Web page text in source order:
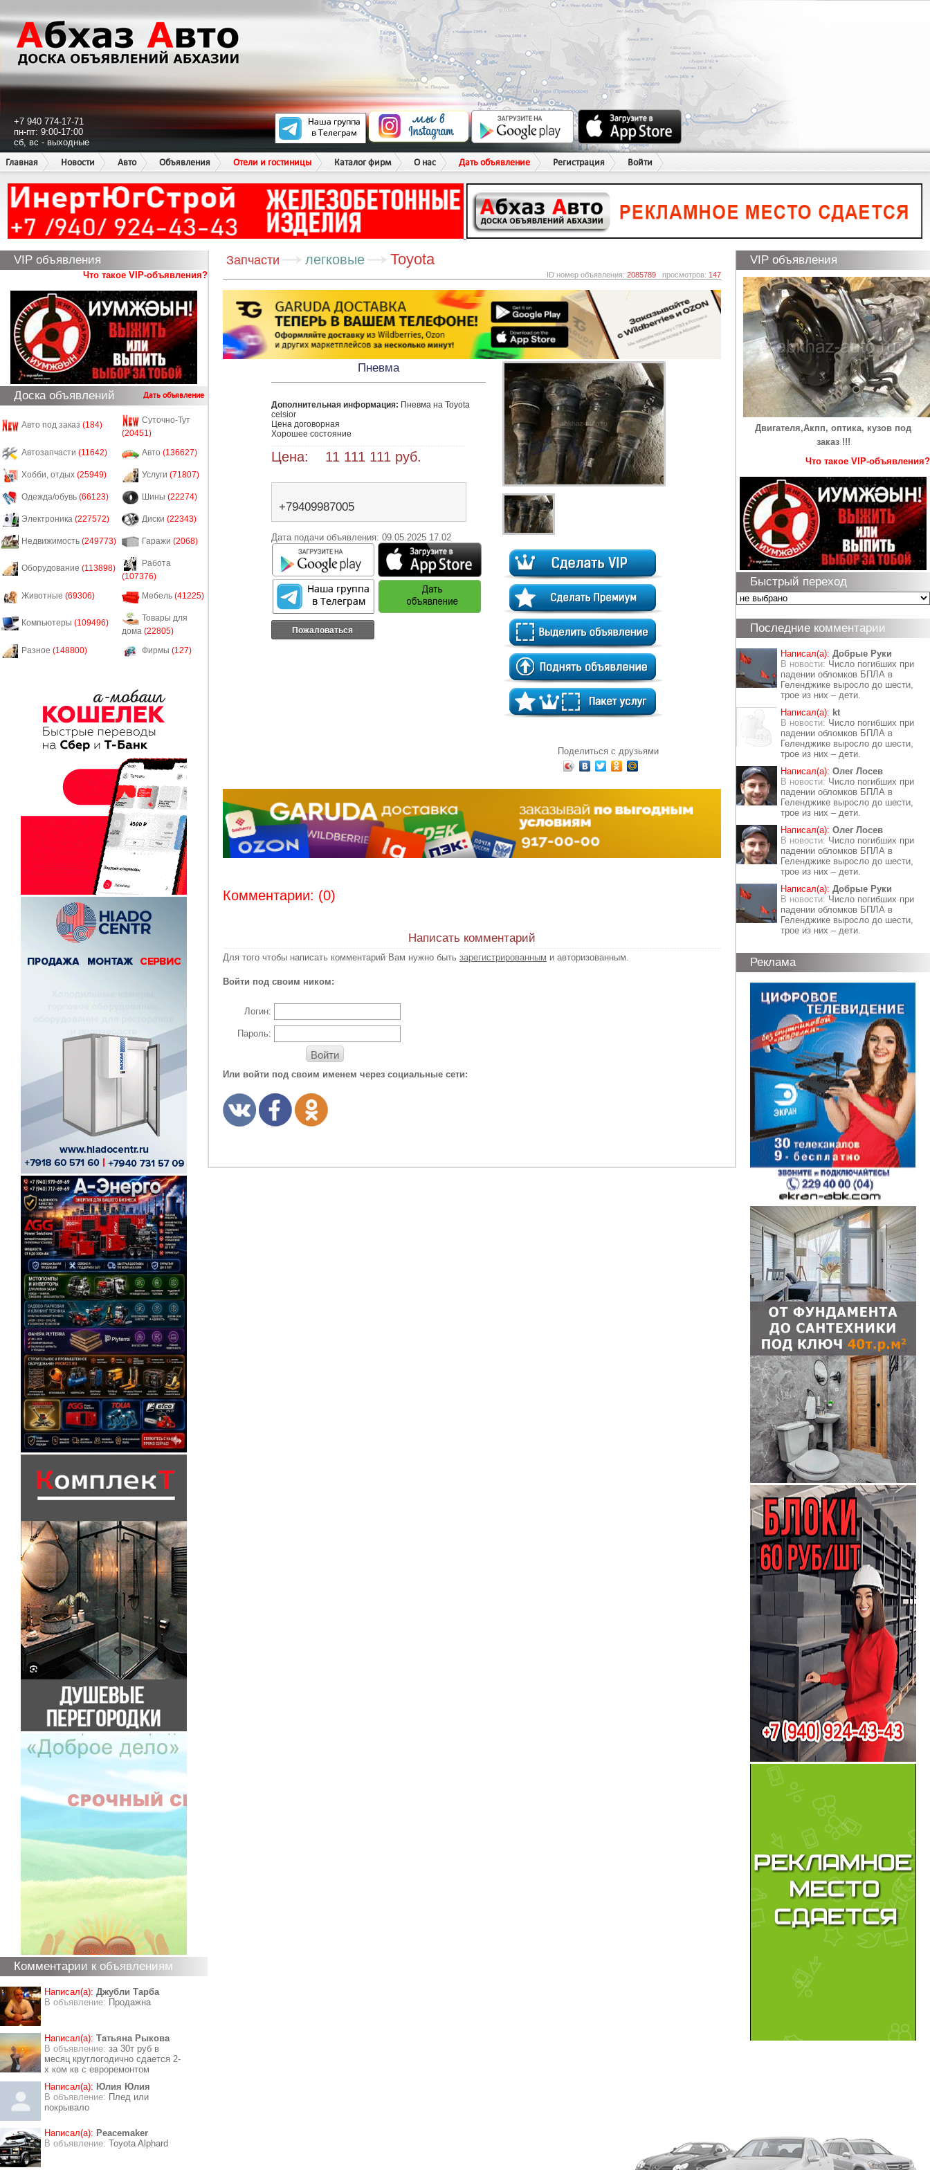
+7 940 774-17-71
пн-пт: 9:00-17:00
сб, вс - выходные
Главная
Новости Авто Объявления Отели и гостиницы Каталог фирм О нас Дать объявление Регистрация Войти
VIP объявления
Что такое VIP-объявления?
Доска объявлений Дать объявление
Авто под заказ (184)
Суточно-Тут
(20451)
Автозапчасти (11642) Авто (136627)
Хобби, отдых (25949) Услуги (71807)
Одежда/обувь (66123) Шины (22274)
Электроника (227572) Диски (22343)
Недвижимость (249773) Гаражи (2068)
Оборудование (113898)
Работа
(107376)
Животные (69306) Мебель (41225)
Компьютеры (109496)
Товары для
дома (22805)
Разное (148800) Фирмы (127)
Комментарии к объявлениям
Написал(а): Джубли Тарба
В объявление: Продажна
Написал(а): Татьяна Рыкова
В объявление: за 30т руб в
месяц круглогодично сдается 2-
х ком кв с евроремонтом
Написал(а): Юлия Юлия
В объявление: Плед или
покрывало
Написал(а): Peacemaker
В объявление: Toyota Alphard
Запчасти легковые Toyota
ID номер объявления: 2085789 просмотров: 147
Пневма
Дополнительная информация: Пневма на Toyota
celsior
Цена договорная
Хорошее состояние
Цена: 11 111 111 руб.
+79409987005
Дата подачи объявления: 09.05.2025 17.02
Пожаловаться
Поделиться с друзьями
Комментарии: (0)
Написать комментарий
Для того чтобы написать комментарий Вам нужно быть зарегистрированным и авторизованным.
Войти под своим ником:
Логин:
Пароль:
Войти
Или войти под своим именем через социальные сети:
VIP объявления
Двигателя,Акпп, оптика, кузов под
заказ !!!
Что такое VIP-объявления?
Быстрый переход
Последние комментарии
Написал(а): Добрые Руки
В новости: Число погибших при
падении обломков БПЛА в
Геленджике выросло до шести,
трое из них – дети.
Написал(а): kt
В новости: Число погибших при
падении обломков БПЛА в
Геленджике выросло до шести,
трое из них – дети.
Написал(а): Олег Лосев
В новости: Число погибших при
падении обломков БПЛА в
Геленджике выросло до шести,
трое из них – дети.
Написал(а): Олег Лосев
В новости: Число погибших при
падении обломков БПЛА в
Геленджике выросло до шести,
трое из них – дети.
Написал(а): Добрые Руки
В новости: Число погибших при
падении обломков БПЛА в
Геленджике выросло до шести,
трое из них – дети.
Реклама